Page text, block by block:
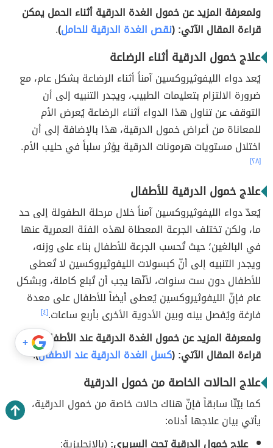
ولمعرفة المزيد عن خمول الغدة الدرقية أثناء الحمل يمكن
قراءة المقال الآتي: (نقص الغدة الدرقية للحامل)
.
علاج خمول الدرقية أثناء الرضاعة
يُعد دواء الليفوثيروكسين آمناً أثناء الرضاعة بشكل عام، مع
ضرورة الالتزام بتعليمات الطبيب، ويجدر التنبيه إلى أن
التوقف عن تناول هذا الدواء أثناء الرضاعة يُعرض الأم
للمعاناة من أعراض خمول الدرقية، هذا بالإضافة إلى أن
اختلال مستويات هرمونات الدرقية يؤثر سلباً في حليب الأم.
[٢٨]
علاج خمول الدرقية للأطفال
يُعدّ دواء الليفوثيروكسين آمناً خلال مرحلة الطفولة إلى حد
ما، ولكن تختلف الجرعة المعطاة لهذه الفئة العمرية عنها
في البالغين؛ حيث تُحسب الجرعة للأطفال بناء على وزنه،
ويجدر التنبيه إلى أنّ كبسولات الليفوثيروكسين لا تُعطى
للأطفال دون ست سنوات، لأنّها يجب أن تُبلع كاملة، وبشكل
عام فإنّ الليفوثيروكسين يُعطى أيضاً للأطفال على معدة
فارغة ويُفصل بينه وبين الأدوية الأخرى بأربع ساعات.[٤]
ولمعرفة المزيد عن خمول الغدة الدرقية عند الأطفال يمكن
قراءة المقال الآتي: (كسل الغدة الدرقية عند الاطفال)
.
علاج الحالات الخاصة من خمول الدرقية
كما بيّنّا سابقاً فإنّ هناك حالات خاصة من خمول الدرقية،
يأتي بيان علاجها أدناه:
علاج خمول الدرقية تحت السريري:(بالإنجليزية:
+